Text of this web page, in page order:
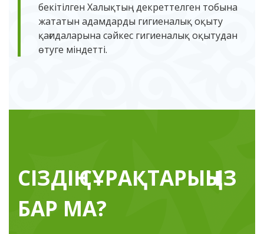
бекітілген Халықтың декреттелген тобына
жататын адамдарды гигиеналық оқыту
қағидаларына сәйкес гигиеналық оқытудан
өтуге міндетті.
СІЗДІҢ СҰРАҚТАРЫҢЫЗ
БАР МА?